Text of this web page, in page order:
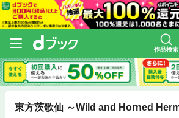
作品検索
東方茨歌仙 ～Wild and Horned